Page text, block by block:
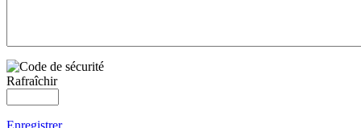
Rafraîchir
Enregistrer